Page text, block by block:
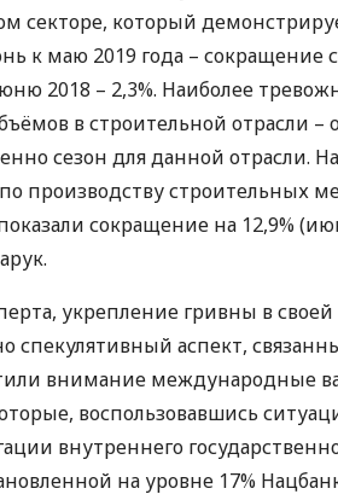
секторе, который
к маю 2019 года – сокращение
2018 – 2,3%. Наиболее
в строительной отрасли –
сезон для данной отрасли.
производству строительных
сокращение на 12,9%
укрепление гривны в
спекулятивный аспект,
внимание международные
воспользовавшись
внутреннего
на уровне 17%